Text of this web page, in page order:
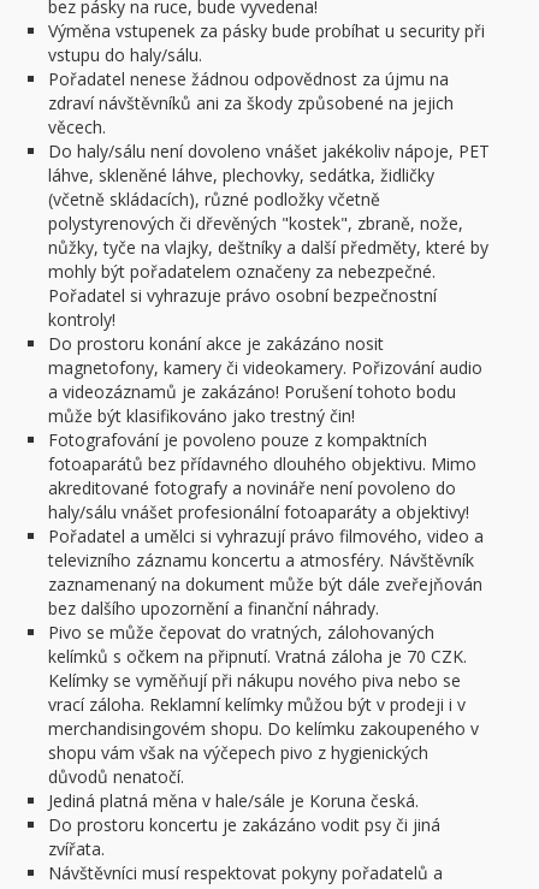
bez pásky na ruce, bude vyvedena!
Výměna vstupenek za pásky bude probíhat u security při
vstupu do haly/sálu.
Pořadatel nenese žádnou odpovědnost za újmu na
zdraví návštěvníků ani za škody způsobené na jejich
věcech.
Do haly/sálu není dovoleno vnášet jakékoliv nápoje, PET
láhve, skleněné láhve, plechovky, sedátka, židličky
(včetně skládacích), různé podložky včetně
polystyrenových či dřevěných "kostek", zbraně, nože,
nůžky, tyče na vlajky, deštníky a další předměty, které by
mohly být pořadatelem označeny za nebezpečné.
Pořadatel si vyhrazuje právo osobní bezpečnostní
kontroly!
Do prostoru konání akce je zakázáno nosit
magnetofony, kamery či videokamery. Pořizování audio
a videozáznamů je zakázáno! Porušení tohoto bodu
může být klasifikováno jako trestný čin!
Fotografování je povoleno pouze z kompaktních
fotoaparátů bez přídavného dlouhého objektivu. Mimo
akreditované fotografy a novináře není povoleno do
haly/sálu vnášet profesionální fotoaparáty a objektivy!
Pořadatel a umělci si vyhrazují právo filmového, video a
televizního záznamu koncertu a atmosféry. Návštěvník
zaznamenaný na dokument může být dále zveřejňován
bez dalšího upozornění a finanční náhrady.
Pivo se může čepovat do vratných, zálohovaných
kelímků s očkem na připnutí. Vratná záloha je 70 CZK.
Kelímky se vyměňují při nákupu nového piva nebo se
vrací záloha. Reklamní kelímky můžou být v prodeji i v
merchandisingovém shopu. Do kelímku zakoupeného v
shopu vám však na výčepech pivo z hygienických
důvodů nenatočí.
Jediná platná měna v hale/sále je Koruna česká.
Do prostoru koncertu je zakázáno vodit psy či jiná
zvířata.
Návštěvníci musí respektovat pokyny pořadatelů a